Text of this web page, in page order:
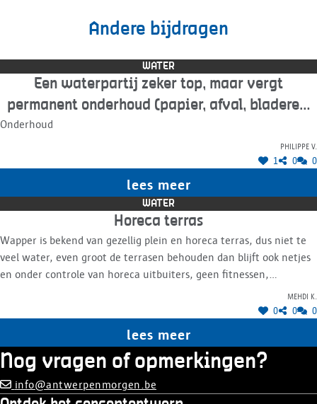
Andere bijdragen
WATER
Een waterpartij zeker top, maar vergt
permanent onderhoud (papier, afval, bladeren,
Onderhoud
Philippe V.
1 0 0
lees meer
WATER
Horeca terras
Wapper is bekend van gezellig plein en horeca terras, dus niet te
veel water, even groot de terrasen behouden dan blijft ook netjes
en onder controle van horeca uitbuiters, geen fitnessen,
verlichting van het water en bomen mooi voor avond en velig voor
Mehdi K.
0 0 0
lees meer
Nog vragen of opmerkingen?
info@antwerpenmorgen.be